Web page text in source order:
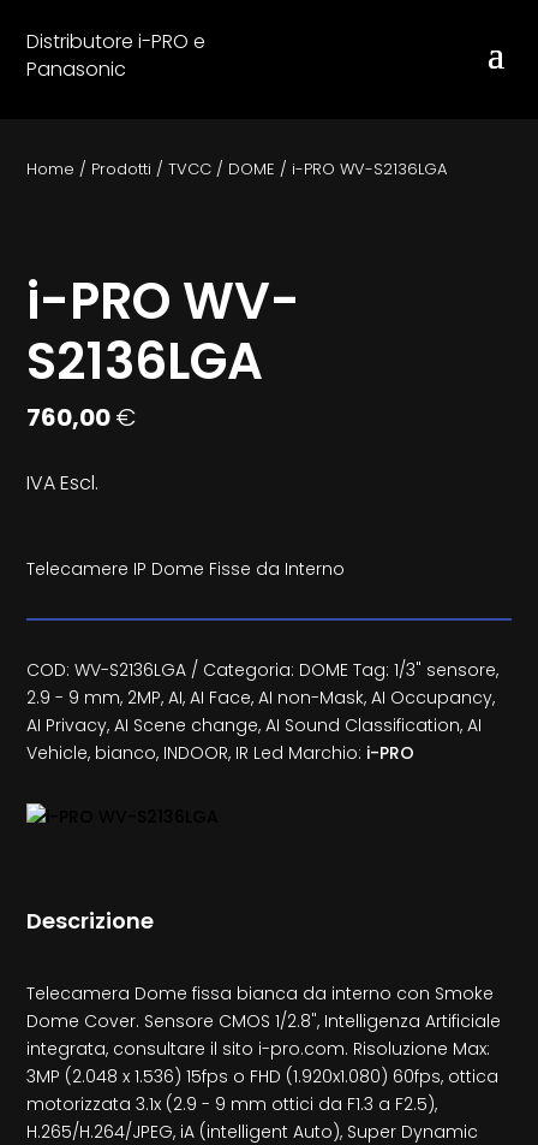
Distributore i-PRO e
Panasonic
Home / Prodotti /TVCC / DOME / i-PRO WV-S2136LGA
i-PRO WV-
S2136LGA
760,00€
IVA Escl.
Telecamere IP Dome Fisse da Interno
COD: WV-S2136LGA Categoria: DOME Tag: 1/3" sensore,
2.9 - 9 mm, 2MP,AI,AI Face,AI non-Mask,AI Occupancy,
AI Privacy,AI Scene change,AI Sound Classification,AI
Vehicle, bianco, INDOOR, IR Led Marchio: i-PRO
Descrizione
Telecamera Dome fissa bianca da interno con Smoke
Dome Cover. Sensore CMOS 1/2.8", Intelligenza Artificiale
integrata, consultare il sito i-pro.com. Risoluzione Max:
3MP (2.048 x 1.536) 15fps o FHD (1.920x1.080) 60fps, ottica
motorizzata 3.1x (2.9 - 9 mm ottici da F1.3 a F2.5),
H.265/H.264/JPEG, iA (intelligent Auto), Super Dynamic